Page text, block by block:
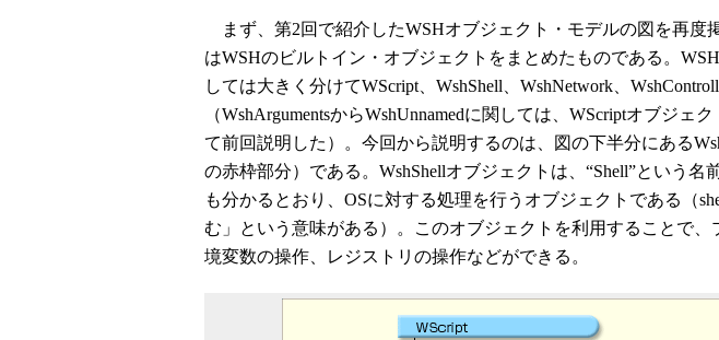
まず、第2回で紹介したWSHオブジェクト・モデルの図を再度
はWSHのビルトイン・オブジェクトをまとめたものである。
しては大きく分けてWScript、WshShell、WshNetwork、
（WshArgumentsからWshUnnamedに関しては、WScriptオブジェ
て前回説明した）。今回から説明するのは、図の下半分にある
の赤枠部分）である。WshShellオブジェクトは、“Shell”という名
も分かるとおり、OSに対する処理を行うオブジェクトである（
む」という意味がある）。このオブジェクトを利用することで、
境変数の操作、レジストリの操作などができる。